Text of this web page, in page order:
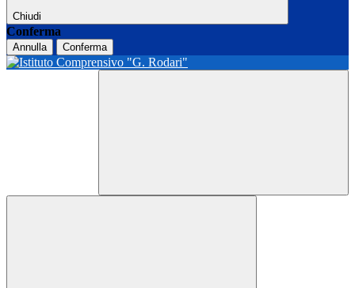
Chiudi
Conferma
Annulla Conferma